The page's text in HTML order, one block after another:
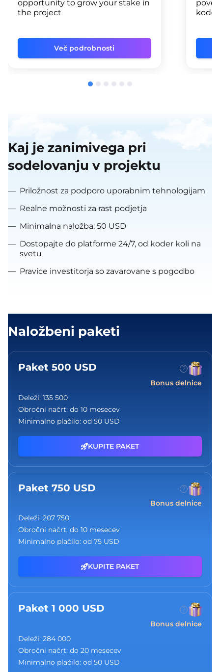
opportunity to grow your stake in
the project
Več podrobnosti
kodo
Kaj je zanimivega pri
sodelovanju v projektu
— Priložnost za podporo uporabnim tehnologijam
— Realne možnosti za rast podjetja
— Minimalna naložba: 50 USD
— Dostopajte do platforme 24/7, od koder koli na
svetu
— Pravice investitorja so zavarovane s pogodbo
Naložbeni paketi
Paket 500 USD
Bonus delnice
Deleži: 135 500
Obročni načrt: do 10 mesecev
Minimalno plačilo: od 50 USD
KUPITE PAKET
Paket 750 USD
Bonus delnice
Deleži: 207 750
Obročni načrt: do 10 mesecev
Minimalno plačilo: od 75 USD
KUPITE PAKET
Paket 1 000 USD
Bonus delnice
Deleži: 284 000
Obročni načrt: do 20 mesecev
Minimalno plačilo: od 50 USD